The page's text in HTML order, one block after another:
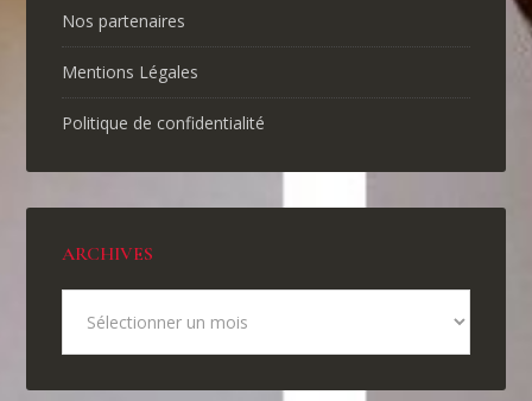
Nos partenaires
Mentions Légales
Politique de confidentialité
ARCHIVES